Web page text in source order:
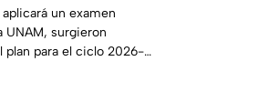
cómo funcionará |
un examen
UNAM, surgieron
plan para el ciclo 2026-
dudas.